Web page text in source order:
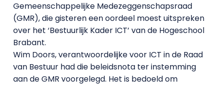
Gemeenschappelijke Medezeggenschapsraad
(GMR), die gisteren een oordeel moest uitspreken
over het ‘Bestuurlijk Kader ICT’ van de Hogeschool
Brabant.
Wim Doors, verantwoordelijke voor ICT in de Raad
van Bestuur had die beleidsnota ter instemming
aan de GMR voorgelegd. Het is bedoeld om